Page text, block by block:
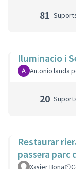
81
Iluminacio i
Antonio landa
20
Restaurar
passera parc
Xavier Bona